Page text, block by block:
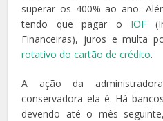
superar os 400% ao ano.
tendo que pagar o IOF
Financeiras), juros e multa
rotativo do cartão de crédito.
A ação da
conservadora ela é. Há
devendo até o mês